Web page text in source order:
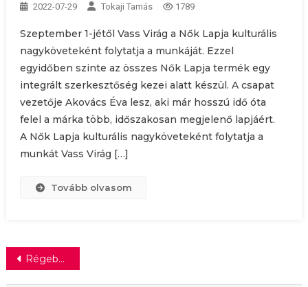
2022-07-29 Tokaji Tamás 1789
Szeptember 1-jétől Vass Virág a Nők Lapja kulturális
nagyköveteként folytatja a munkáját. Ezzel
egyidőben szinte az összes Nők Lapja termék egy
integrált szerkesztőség kezei alatt készül. A csapat
vezetője Akovács Éva lesz, aki már hosszú idő óta
felel a márka több, időszakosan megjelenő lapjáért.
A Nők Lapja kulturális nagyköveteként folytatja a
munkát Vass Virág […]
Tovább olvasom
Bejegyzés
Régebbi bejegyzések